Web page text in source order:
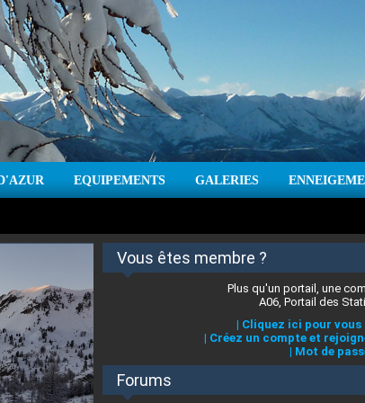
EQUIPEMENTS GALERIES
°C |Prévisions météo pour les jours à venir
des Alpes-Maritimes
Vous êtes membre ?
Plus qu'un portail, une
A06, Portail des
| Cliquez ici pour
| Créez un compte et
| Mot de
Forums